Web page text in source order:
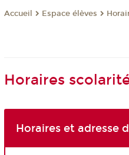
Accueil Espace élèves
Horaires
Horaires et adresse